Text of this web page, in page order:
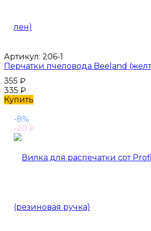
Артикул: 206-1
Перчатки пчеловода Beeland
355 ₽
335 ₽
Купить
-8%
-20 ₽